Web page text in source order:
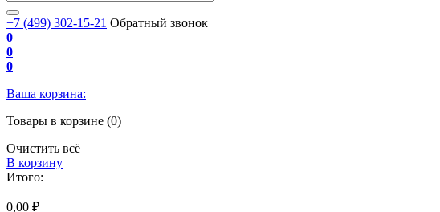
+7 (499) 302-15-21 Обратный звонок
0
0
0
Ваша корзина:
Товары в корзине (0)
Очистить всё
В корзину
Итого:
0,00 ₽